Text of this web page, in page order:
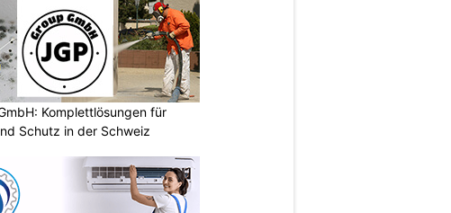
Komplettlösungen für
Schutz in der Schweiz